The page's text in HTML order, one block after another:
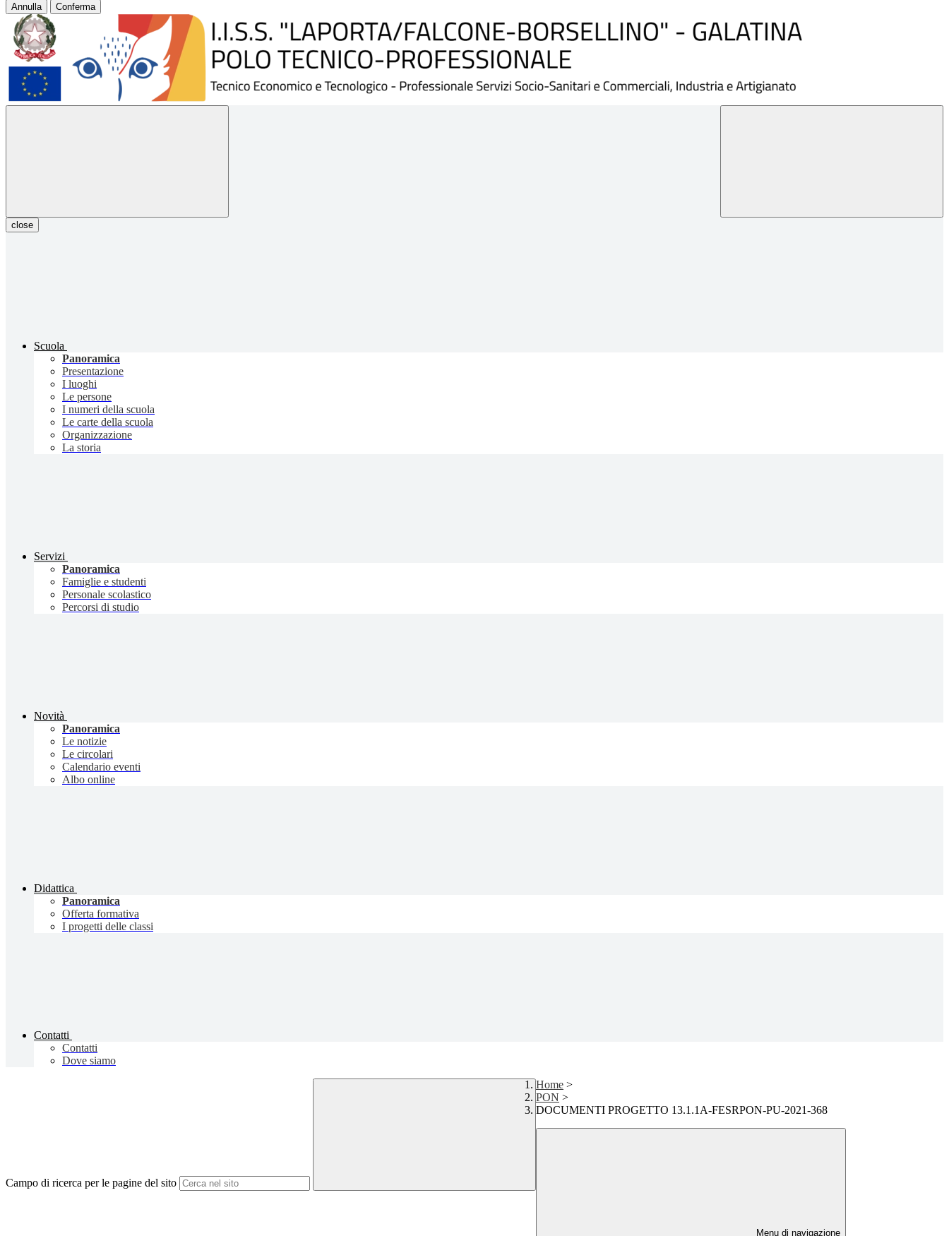
Annulla Conferma
close
Scuola
Panoramica
Presentazione
I luoghi
Le persone
I numeri della scuola
Le carte della scuola
Organizzazione
La storia
Servizi
Panoramica
Famiglie e studenti
Personale scolastico
Percorsi di studio
Novità
Panoramica
Le notizie
Le circolari
Calendario eventi
Albo online
Didattica
Panoramica
Offerta formativa
I progetti delle classi
Contatti
Contatti
Dove siamo
Campo di ricerca per le pagine del sito
Home >
PON >
DOCUMENTI PROGETTO 13.1.1A-FESRPON-PU-2021-368
Menu di navigazione